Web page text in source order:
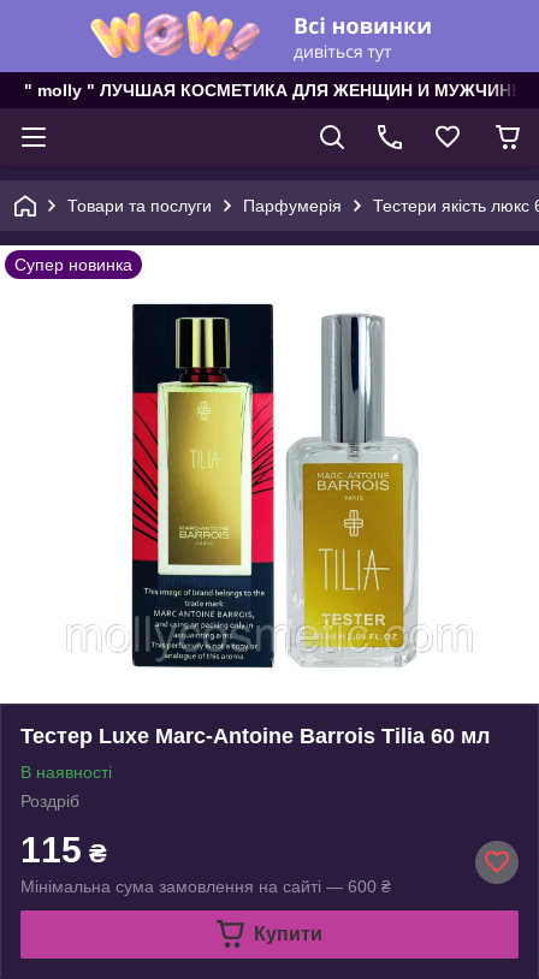
" molly " ЛУЧШАЯ КОСМЕТИКА ДЛЯ ЖЕНЩИН И МУЖЧИН!
Товари та послуги Парфумерія Тестери якість люкс
Супер новинка
Тестер Luxe Marc-Antoine Barrois Tilia 60 мл
В наявності
Роздріб
115 ₴
Мінімальна сума замовлення на сайті — 600 ₴
Купити